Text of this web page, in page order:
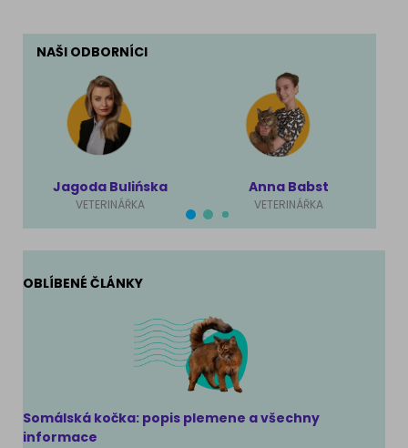
NAŠI ODBORNÍCI
Jagoda Bulińska
VETERINÁŘKA
Anna Babst
VETERINÁŘKA
OBLÍBENÉ ČLÁNKY
Somálská kočka: popis plemene a všechny
informace